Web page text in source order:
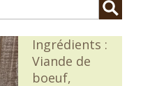
Ingrédients :
Viande de
boeuf,